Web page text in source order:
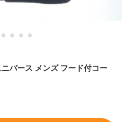
バース メンズ フード付コー